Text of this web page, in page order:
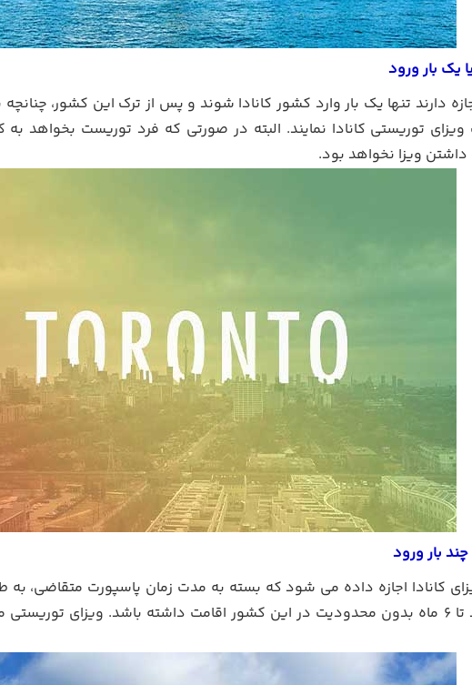
یک بار ورود
دارند تنها یک بار وارد کشور کانادا شوند و پس از ترک این کشور،
ویزای توریستی کانادا نمایند. البته در صورتی که فرد توریست بخواهد
داشتن ویزا نخواهد بود.
بار ورود
کانادا اجازه داده می شود که بسته به مدت زمان پاسپورت متقاضی،
هر سری ورود، می تواند تا ۶ ماه بدون محدودیت در این کشور اقامت داشته باشد. ویزای